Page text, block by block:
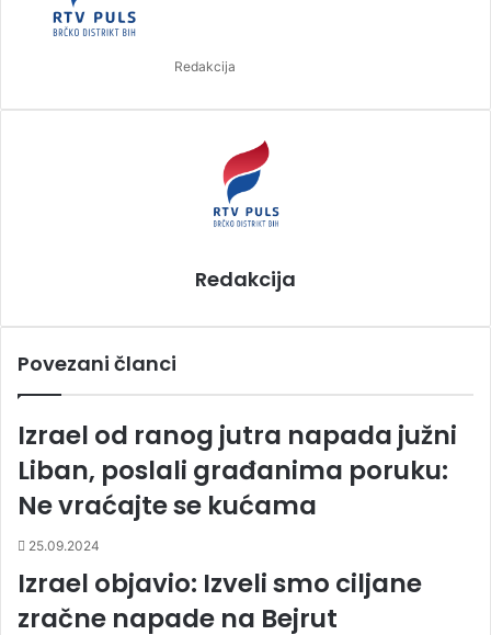
Redakcija
a
l
Redakcija
Povezani članci
Izrael od ranog jutra napada južni
Liban, poslali građanima poruku:
Ne vraćajte se kućama
25.09.2024
Izrael objavio: Izveli smo ciljane
zračne napade na Bejrut